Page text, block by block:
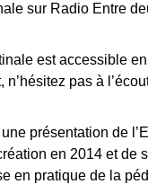
sur Radio Entre
est accessible en
n’hésitez pas à
présentation de l’
en 2014 et de
en pratique de la